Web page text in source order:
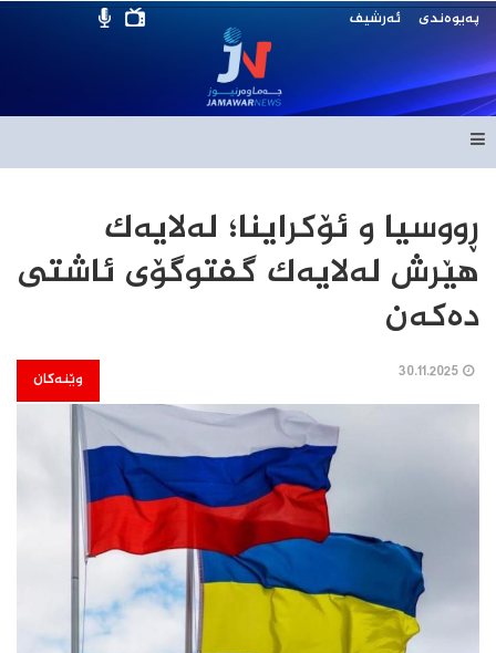
پەیوەندی ئەرشیف
ڕووسیا و ئۆکراینا؛ لەلایەک
هێرش لەلایەک گفتوگۆی ئاشتی
دەکەن
وێنەکان